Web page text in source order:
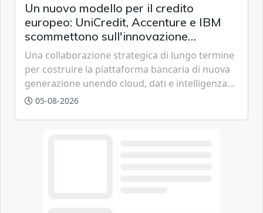
Un nuovo modello per il credito
europeo: UniCredit, Accenture e IBM
scommettono sull'innovazione
tecnologica
Una collaborazione strategica di lungo termine
per costruire la piattaforma bancaria di nuova
generazione unendo cloud, dati e intelligenza
artificiale.
05-08-2026